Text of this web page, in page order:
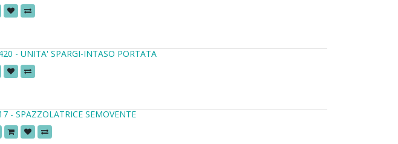
- UNITA' SPARGI-INTASO PORTATA
- SPAZZOLATRICE SEMOVENTE